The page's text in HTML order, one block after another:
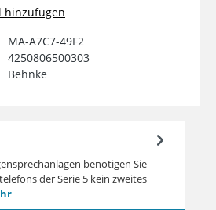
hinzufügen
MA-A7C7-49F2
4250806500303
Behnke
benötigen Sie
der Serie 5 kein zweites